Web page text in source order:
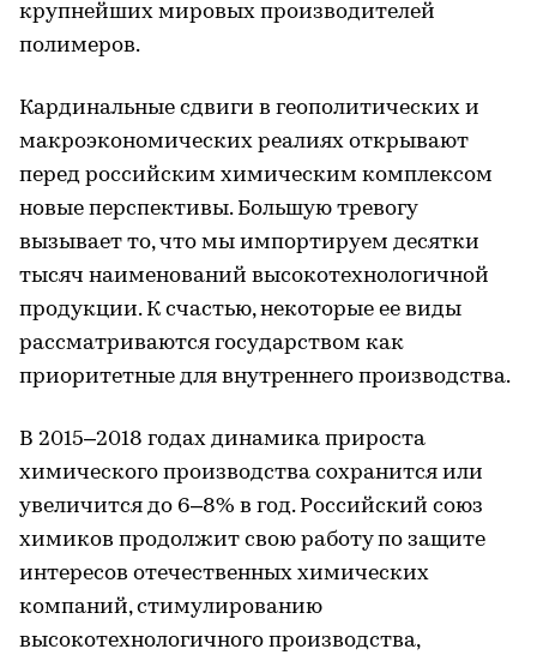
крупнейших мировых производителей
полимеров.
Кардинальные сдвиги в геополитических и
макроэкономических реалиях открывают
перед российским химическим комплексом
новые перспективы. Большую тревогу
вызывает то, что мы импортируем десятки
тысяч наименований высокотехнологичной
продукции. К счастью, некоторые ее виды
рассматриваются государством как
приоритетные для внутреннего производства.
В 2015–2018 годах динамика прироста
химического производства сохранится или
увеличится до 6–8% в год. Российский союз
химиков продолжит свою работу по защите
интересов отечественных химических
компаний, стимулированию
высокотехнологичного производства,